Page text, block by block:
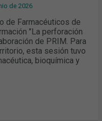
de 2026
de Farmacéuticos de
"La perforación
de PRIM. Para
esta sesión tuvo
bioquímica y